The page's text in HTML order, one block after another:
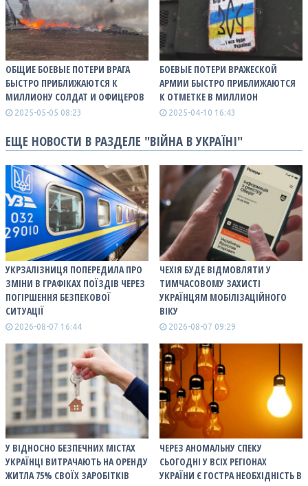
ОБЩИЕ БОЕВЫЕ ПОТЕРИ ВРАГА
БЫСТРО ПРИБЛИЖАЮТСЯ К
МИЛЛИОНУ СОЛДАТ И ОФИЦЕРОВ
2025-05-05 08:23
БОЕВЫЕ ПОТЕРИ ВРАЖЕСКОЙ
АРМИИ БЫСТРО ПРИБЛИЖАЮТСЯ
К ОТМЕТКЕ В МИЛЛИОН
2025-04-10 16:43
ЕЩЕ НОВОСТИ В РАЗДЕЛЕ "ВІЙНА В УКРАЇНІ"
УКРЗАЛІЗНИЦЯ ПОПЕРЕДИЛА ПРО
ЗМІНИ В ГРАФІКАХ ПОЇЗДІВ ЧЕРЕЗ
ПОГІРШЕННЯ БЕЗПЕКОВОЇ
СИТУАЦІЇ
2026-08-07 16:44
ЧЕХІЯ БУДЕ ВІДМОВЛЯТИ У
ТИМЧАСОВОМУ ЗАХИСТІ
УКРАЇНЦЯМ МОБІЛІЗАЦІЙНОГО
ВІКУ
2026-08-07 09:29
У ВІДНОСНО БЕЗПЕЧНИХ МІСТАХ
УКРАЇНЦІ ВИТРАЧАЮТЬ НА ОРЕНДУ
ЖИТЛА 75% СВОЇХ ЗАРОБІТКІВ
ЧЕРЕЗ АНОМАЛЬНУ СПЕКУ
СЬОГОДНІ У ВСІХ РЕГІОНАХ
УКРАЇНИ Є ГОСТРА НЕОБХІДНІСТЬ В